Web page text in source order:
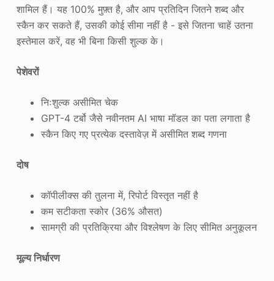
शामिल हैं। यह 100% मुफ़्त है, और आप प्रतिदिन जितने शब्द और
स्कैन कर सकते हैं, उसकी कोई सीमा नहीं है - इसे जितना चाहें उतना
इस्तेमाल करें, वह भी बिना किसी शुल्क के।
पेशेवरों
निःशुल्क असीमित चेक
GPT-4 टर्बो जैसे नवीनतम AI भाषा मॉडल का पता लगाता है
स्कैन किए गए प्रत्येक दस्तावेज़ में असीमित शब्द गणना
दोष
कॉपीलीक्स की तुलना में, रिपोर्ट विस्तृत नहीं है
कम सटीकता स्कोर (36% औसत)
सामग्री की प्रतिक्रिया और विश्लेषण के लिए सीमित अनुकूलन
मूल्य निर्धारण